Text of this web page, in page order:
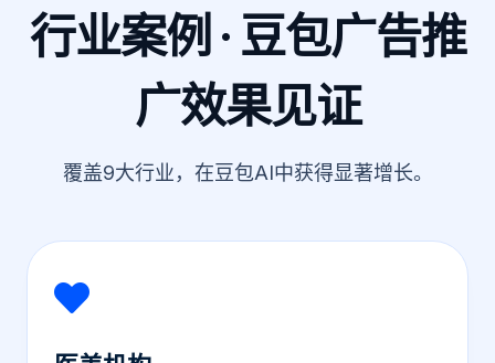
行业案例 · 豆包广告推
广效果见证
覆盖9大行业，在豆包AI中获得显著增长。